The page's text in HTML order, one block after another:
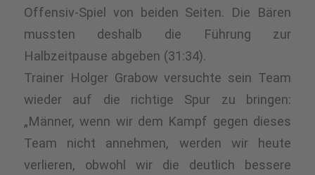
Offensiv-Spiel von beiden Seiten. Die Bären
mussten deshalb die Führung zur
Halbzeitpause abgeben (31:34).
Trainer Holger Grabow versuchte sein Team
wieder auf die richtige Spur zu bringen:
„Männer, wenn wir dem Kampf gegen dieses
Team nicht annehmen, werden wir heute
verlieren, obwohl wir die deutlich bessere